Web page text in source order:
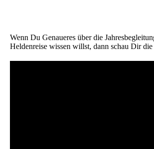
Wenn Du Genaueres über die
Heldenreise wissen willst, dann schau Dir